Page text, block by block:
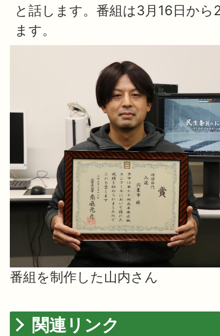
と話します。番組は3月16日か
ます。
番組を制作した山内さん
関連リンク